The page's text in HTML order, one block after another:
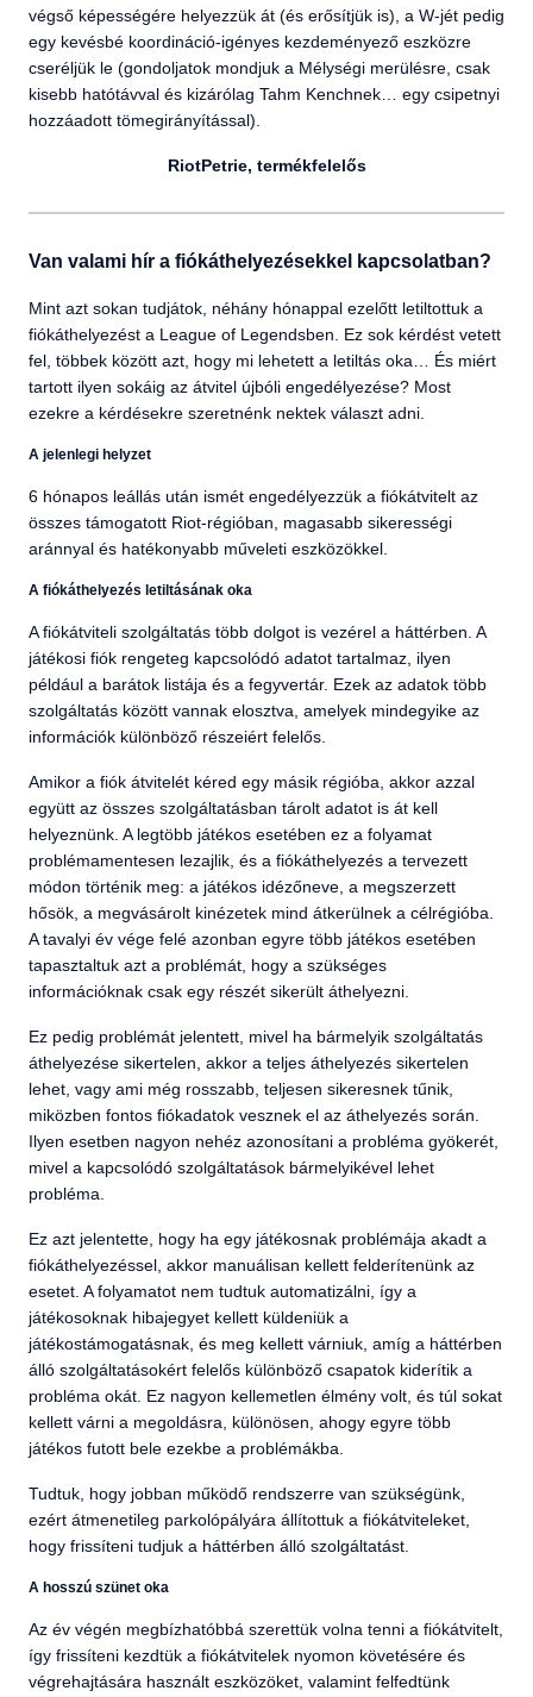
végső képességére helyezzük át (és erősítjük is), a W-jét pedig
egy kevésbé koordináció-igényes kezdeményező eszközre
cseréljük le (gondoljatok mondjuk a Mélységi merülésre, csak
kisebb hatótávval és kizárólag Tahm Kenchnek… egy csipetnyi
hozzáadott tömegirányítással).
RiotPetrie, termékfelelős
Van valami hír a fiókáthelyezésekkel kapcsolatban?
Mint azt sokan tudjátok, néhány hónappal ezelőtt letiltottuk a
fiókáthelyezést a League of Legendsben. Ez sok kérdést vetett
fel, többek között azt, hogy mi lehetett a letiltás oka… És miért
tartott ilyen sokáig az átvitel újbóli engedélyezése? Most
ezekre a kérdésekre szeretnénk nektek választ adni.
A jelenlegi helyzet
6 hónapos leállás után ismét engedélyezzük a fiókátvitelt az
összes támogatott Riot-régióban, magasabb sikerességi
aránnyal és hatékonyabb műveleti eszközökkel.
A fiókáthelyezés letiltásának oka
A fiókátviteli szolgáltatás több dolgot is vezérel a háttérben. A
játékosi fiók rengeteg kapcsolódó adatot tartalmaz, ilyen
például a barátok listája és a fegyvertár. Ezek az adatok több
szolgáltatás között vannak elosztva, amelyek mindegyike az
információk különböző részeiért felelős.
Amikor a fiók átvitelét kéred egy másik régióba, akkor azzal
együtt az összes szolgáltatásban tárolt adatot is át kell
helyeznünk. A legtöbb játékos esetében ez a folyamat
problémamentesen lezajlik, és a fiókáthelyezés a tervezett
módon történik meg: a játékos idézőneve, a megszerzett
hősök, a megvásárolt kinézetek mind átkerülnek a célrégióba.
A tavalyi év vége felé azonban egyre több játékos esetében
tapasztaltuk azt a problémát, hogy a szükséges
információknak csak egy részét sikerült áthelyezni.
Ez pedig problémát jelentett, mivel ha bármelyik szolgáltatás
áthelyezése sikertelen, akkor a teljes áthelyezés sikertelen
lehet, vagy ami még rosszabb, teljesen sikeresnek tűnik,
miközben fontos fiókadatok vesznek el az áthelyezés során.
Ilyen esetben nagyon nehéz azonosítani a probléma gyökerét,
mivel a kapcsolódó szolgáltatások bármelyikével lehet
probléma.
Ez azt jelentette, hogy ha egy játékosnak problémája akadt a
fiókáthelyezéssel, akkor manuálisan kellett felderítenünk az
esetet. A folyamatot nem tudtuk automatizálni, így a
játékosoknak hibajegyet kellett küldeniük a
játékostámogatásnak, és meg kellett várniuk, amíg a háttérben
álló szolgáltatásokért felelős különböző csapatok kiderítik a
probléma okát. Ez nagyon kellemetlen élmény volt, és túl sokat
kellett várni a megoldásra, különösen, ahogy egyre több
játékos futott bele ezekbe a problémákba.
Tudtuk, hogy jobban működő rendszerre van szükségünk,
ezért átmenetileg parkolópályára állítottuk a fiókátviteleket,
hogy frissíteni tudjuk a háttérben álló szolgáltatást.
A hosszú szünet oka
Az év végén megbízhatóbbá szerettük volna tenni a fiókátvitelt,
így frissíteni kezdtük a fiókátvitelek nyomon követésére és
végrehajtására használt eszközöket, valamint felfedtünk